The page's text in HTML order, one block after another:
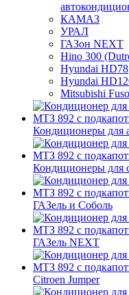
КАМАЗ
УРАЛ
ГАЗон NEXT
Hino 300
Hyundai HD78
Hyundai
Mitsubishi Fuso
Кондиционеры для
Кондиционеры для
ГАЗель и Соболь
ГАЗель NEXT
Citroen Jumper